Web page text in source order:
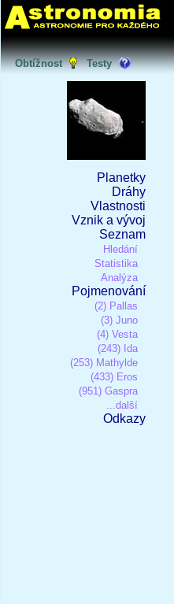
Obtížnost Testy
Planetky
Dráhy
Vlastnosti
Vznik a vývoj
Seznam
Hledání
Statistika
Analýza
Pojmenování
(2) Pallas
(3) Juno
(4) Vesta
(243) Ida
(253) Mathylde
(433) Eros
(951) Gaspra
...další
Odkazy